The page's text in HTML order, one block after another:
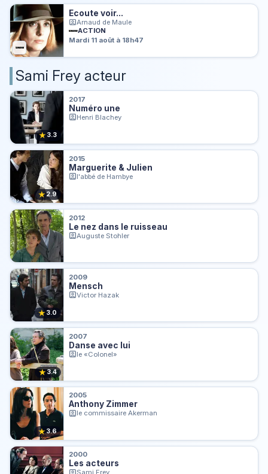
Ecoute voir...
Arnaud de Maule
ACTION
Mardi 11 août à 18h47
Sami Frey acteur
★ 3.3
2017
Numéro une
Henri Blachey
★2.9
2015
Marguerite & Julien
l'abbé de Hambye
2012
Le nez dans le ruisseau
Auguste Stohler
★3.0
2009
Mensch
Victor Hazak
★3.4
2007
Danse avec lui
le «Colonel»
★3.6
2005
Anthony Zimmer
le commissaire Akerman
2000
Les acteurs